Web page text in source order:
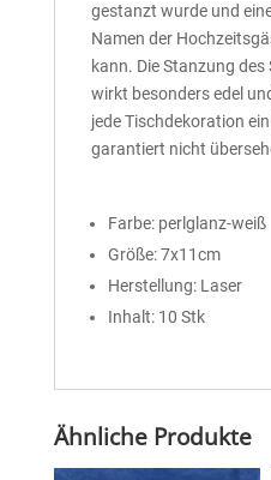
gestanzt wurde und
Namen der
kann. Die Stanzung
wirkt besonders edel
jede Tischdekoration
garantiert nicht
Farbe: perlglanz-weiß
Größe: 7x11cm
Herstellung: Laser
Inhalt: 10 Stk
Ähnliche Produkte